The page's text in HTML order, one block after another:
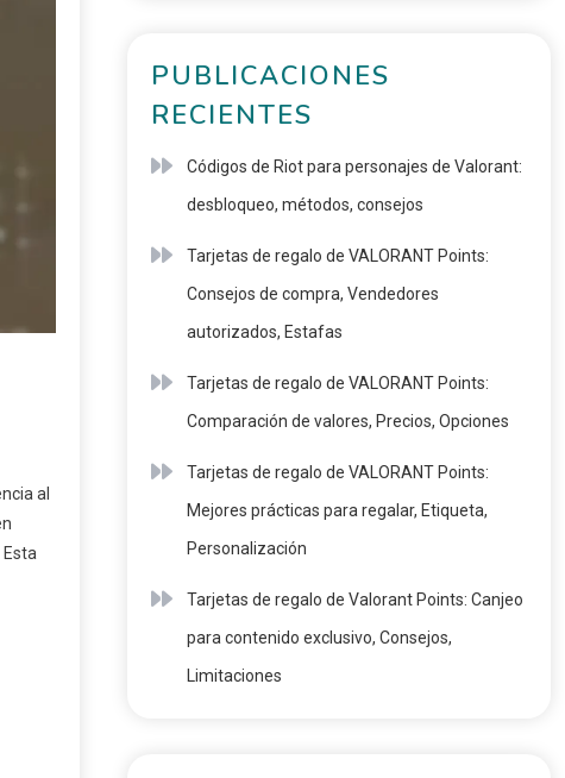
al
PUBLICACIONES
RECIENTES
Códigos de Riot para personajes de Valorant:
desbloqueo, métodos, consejos
Tarjetas de regalo de VALORANT Points:
Consejos de compra, Vendedores
autorizados, Estafas
Tarjetas de regalo de VALORANT Points:
Comparación de valores, Precios, Opciones
Tarjetas de regalo de VALORANT Points:
Mejores prácticas para regalar, Etiqueta,
Personalización
Tarjetas de regalo de Valorant Points: Canjeo
para contenido exclusivo, Consejos,
Limitaciones